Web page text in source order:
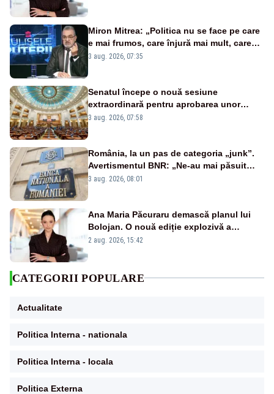
Miron Mitrea: „Politica nu se face pe care
e mai frumos, care înjură mai mult, care
țipă mai tare, ci pe proiecte”
3 aug. 2026, 07:35
Senatul începe o nouă sesiune
extraordinară pentru aprobarea unor
jaloane din PNRR
3 aug. 2026, 07:58
România, la un pas de categoria „junk”.
Avertismentul BNR: „Ne-au mai păsuit
pentru câteva luni”
3 aug. 2026, 08:01
Ana Maria Păcuraru demască planul lui
Bolojan. O nouă ediție explozivă a
emisiunii „Miza Zilei” la Realitatea PLUS
2 aug. 2026, 15:42
CATEGORII POPULARE
Actualitate
Politica Interna - nationala
Politica Interna - locala
Politica Externa